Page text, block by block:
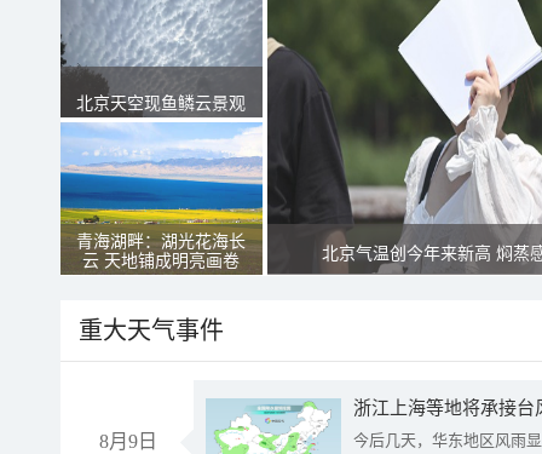
北京天空现鱼鳞云景观
青海湖畔：湖光花海长
云 天地铺成明亮画卷
北京气温创今年来新高 焖蒸
重大天气事件
8月9日
浙江上海等地将承接台
今后几天，华东地区风雨